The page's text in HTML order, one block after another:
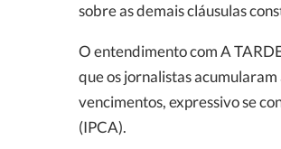
sobre as demais cláusulas
O entendimento com A
que os jornalistas
vencimentos, expressivo se
(IPCA).